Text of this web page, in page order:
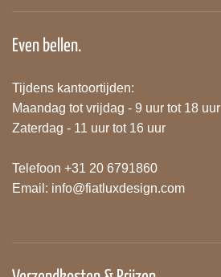
Even bellen.
Tijdens kantoortijden:
Maandag tot vrijdag - 9 uur tot 18 uur
Zaterdag - 11 uur tot 16 uur
Telefoon +31 20 6791860
Email: info@fiatluxdesign.com